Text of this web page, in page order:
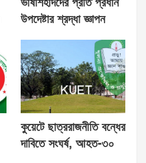
উপদেষ্টার শ্রদ্ধা জ্ঞাপন
কুয়েটে ছাত্ররাজনীতি বন্ধের
দাবিতে সংঘর্ষ, আহত-৩০